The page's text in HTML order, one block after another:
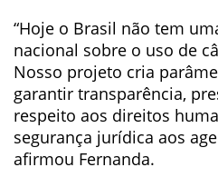
“Hoje o Brasil não tem
nacional sobre o uso de
Nosso projeto cria
garantir transparência,
respeito aos direitos
segurança jurídica aos
afirmou Fernanda.